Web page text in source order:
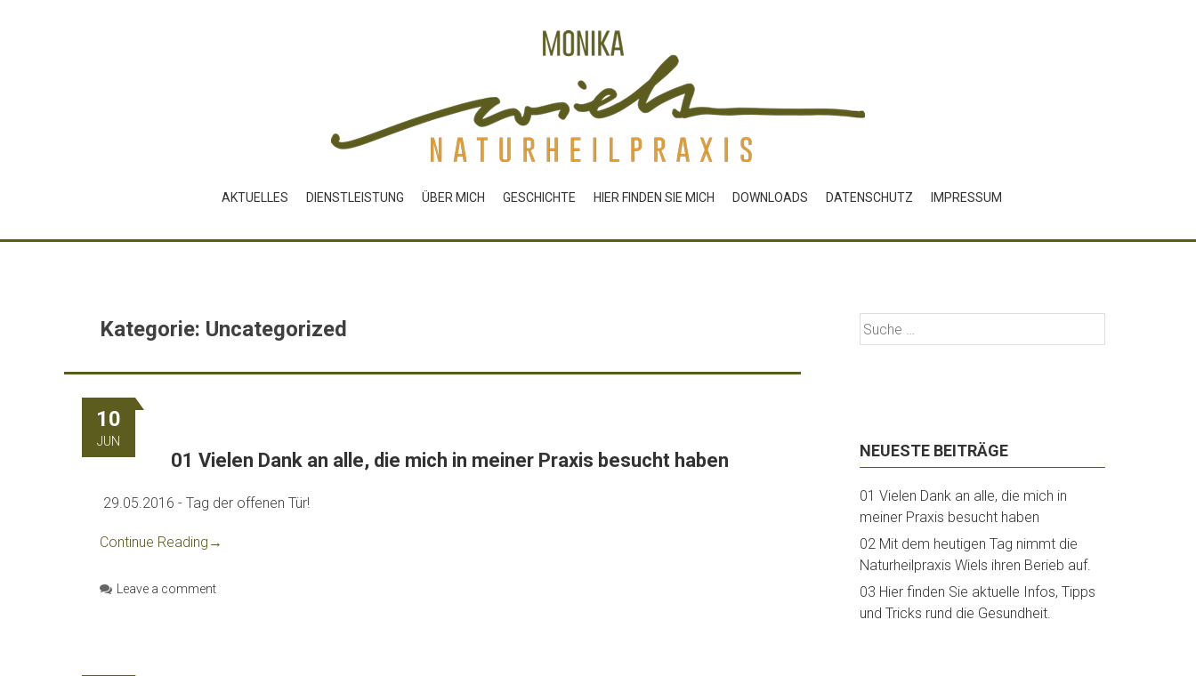
AKTUELLES DIENSTLEISTUNG ÜBER MICH GESCHICHTE HIER FINDEN SIE MICH DOWNLOADS DATENSCHUTZ IMPRESSUM
Kategorie: Uncategorized
10
JUN
01 Vielen Dank an alle, die mich in meiner Praxis besucht haben
29.05.2016 - Tag der offenen Tür!
Continue Reading →
Leave a comment
Suche
nach:
NEUESTE BEITRÄGE
01 Vielen Dank an alle, die mich in
meiner Praxis besucht haben
02 Mit dem heutigen Tag nimmt die
Naturheilpraxis Wiels ihren Berieb auf.
03 Hier finden Sie aktuelle Infos, Tipps
und Tricks rund die Gesundheit.